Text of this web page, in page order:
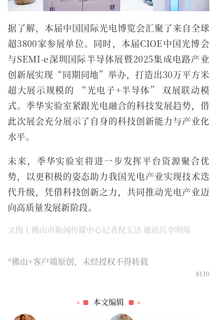
据了解，本届中国国际光电博览会汇聚了来自全球
超3800家参展单位。同时，本届CIOE中国光博会
与SEMI-e深圳国际半导体展暨2025集成电路产业
创新展实现“同期同地”举办，打造出30万平方米
超大展示规模的 “光电子+半导体” 双展联动模
式。季华实验室紧跟光电融合的科技发展趋势，借
此次展会充分展示了自身的科技创新能力与产业化
水平。
未来，季华实验室将进一步发挥平台资源聚合优
势，以更积极的姿态助力我国光电产业实现技术迭
代升级，凭借科技创新之力，共同推动光电产业迈
向高质量发展新阶段。
文图丨佛山市新闻传媒中心记者倪玉洁 通讯员李明瑞
*佛山+客户端原创，未经授权不得转载
8110
本文编辑